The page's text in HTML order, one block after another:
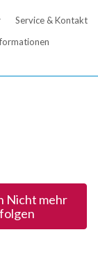
Nicht mehr
folgen